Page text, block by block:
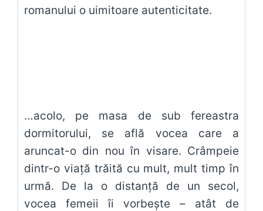
romanului o uimitoare autenticitate.
…acolo, pe masa de sub fereastra
dormitorului, se află vocea care a
aruncat-o din nou în visare. Crâmpeie
dintr-o viaţă trăită cu mult, mult timp în
urmă. De la o distanţă de un secol,
vocea femeii îi vorbeşte – atât de